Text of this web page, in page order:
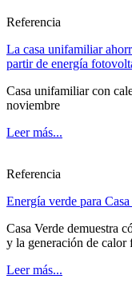
Referencia
La casa unifamiliar
partir de energía
Casa unifamiliar con
noviembre
Leer más...
Referencia
Energía verde para
Casa Verde demuestra
y la generación de calor
Leer más...